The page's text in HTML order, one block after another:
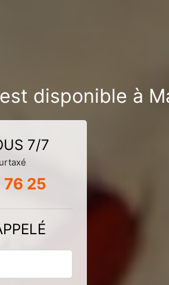
disponible à
7/7
25